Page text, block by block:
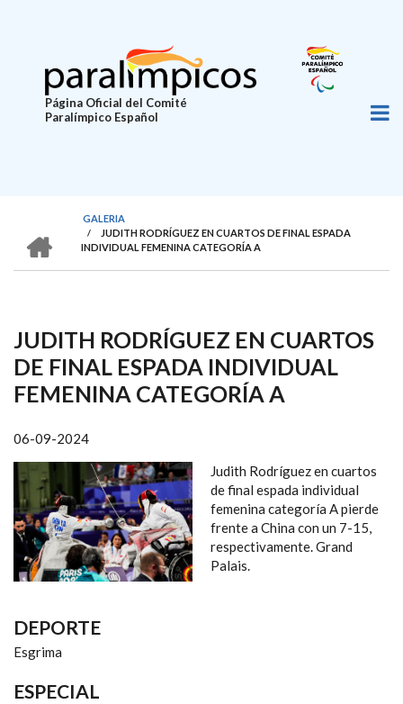
principal
Página Oficial del Comité
Paralímpico Español
SOBRESCRIBIR
ENLACES
AYUDA
A
LA
NAVEGACIÓN
GALERIA
/
JUDITH RODRÍGUEZ EN CUARTOS DE FINAL ESPADA
INDIVIDUAL FEMENINA CATEGORÍA A
JUDITH RODRÍGUEZ EN CUARTOS
DE FINAL ESPADA INDIVIDUAL
FEMENINA CATEGORÍA A
06-09-2024
Judith Rodríguez en cuartos
de final espada individual
femenina categoría A pierde
frente a China con un 7-15,
respectivamente. Grand
Palais.
DEPORTE
Esgrima
ESPECIAL